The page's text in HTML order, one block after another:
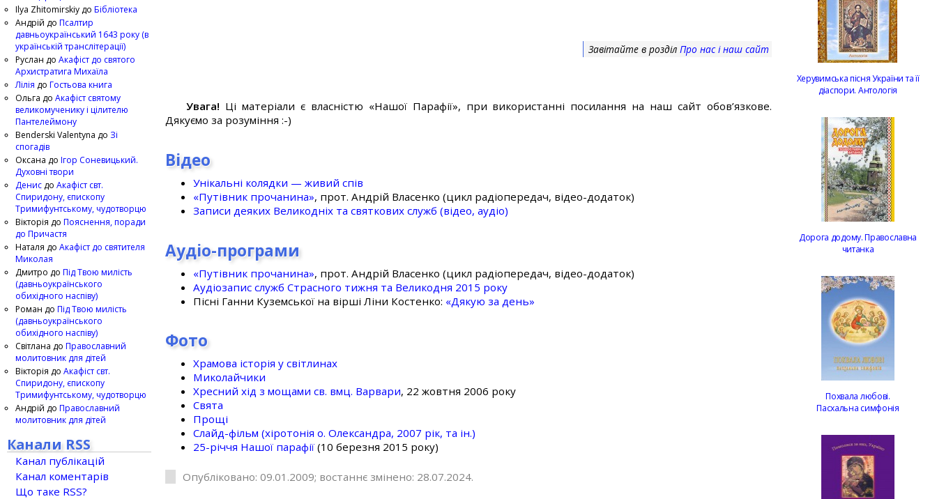
Завітайте в розділ Про нас і наш сайт
Увага! Ці матеріали є власністю «Нашої Парафії», при використанні посилання на наш сайт обов’язкове.
Дякуємо за розуміння :-)
Відео
Унікальні колядки — живий спів
«Путівник прочанина», прот. Андрій Власенко (цикл радіопередач, відео-додаток)
Записи деяких Великодніх та святкових служб (відео, аудіо)
Аудіо-програми
«Путівник прочанина», прот. Андрій Власенко (цикл радіопередач, відео-додаток)
Аудіозапис служб Страсного тижня та Великодня 2015 року
Пісні Ганни Куземської на вірші Ліни Костенко: «Дякую за день»
Фото
Храмова історія у світлинах
Миколайчики
Хресний хід з мощами св. вмц. Варвари, 22 жовтня 2006 року
Свята
Прощі
Слайд-фільм (хіротонія о. Олександра, 2007 рік, та ін.)
25-рiччя Нашої парафiї (10 березня 2015 року)
Опубліковано: 09.01.2009; востаннє змінено: 28.07.2024.
Ilya Zhitomirskiy до Бібліотека
Андрій до Псалтир
давньоукраїнський 1643 року (в
українській транслітерації)
Руслан до Акафіст до святого
Архистратига Михаїла
Лілія до Гостьова книга
Ольга до Акафіст святому
великомученику і цілителю
Пантелеймону
Benderski Valentyna до Зі
спогадів
Оксана до Ігор Соневицький.
Духовні твори
Денис до Акафіст свт.
Спиридону, єпископу
Тримифунтському, чудотворцю
Вікторія до Пояснення, поради
до Причастя
Наталя до Акафіст до святителя
Миколая
Дмитро до Під Твою милість
(давньоукраїнського
обихідного наспіву)
Роман до Під Твою милість
(давньоукраїнського
обихідного наспіву)
Світлана до Православний
молитовник для дітей
Вікторія до Акафіст свт.
Спиридону, єпископу
Тримифунтському, чудотворцю
Андрій до Православний
молитовник для дітей
Канали RSS
Канал публікацій
Канал коментарів
Що таке RSS?
Херувимська пісня України та її
діаспори. Антологія
Дорога додому. Православна
читанка
Похвала любові.
Пасхальна симфонія